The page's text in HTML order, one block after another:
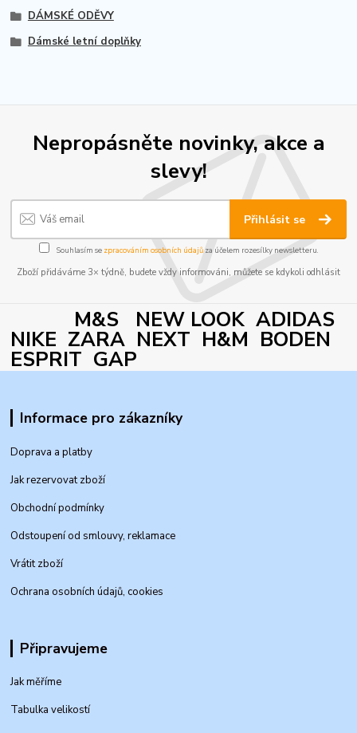
DÁMSKÉ ODĚVY
Dámské letní doplňky
Nepropásněte novinky, akce a
slevy!
Přihlásit se
Souhlasím se zpracováním osobních údajůza účelem rozesílky newsletteru.
Zboží přidáváme 3× týdně, budete vždy informováni, můžete se kdykoli odhlásit
M&S NEW LOOK ADIDAS
NIKE ZARA NEXT H&M BODEN
ESPRIT GAP
Informace pro zákazníky
Doprava a platby
Jak rezervovat zboží
Obchodní podmínky
Odstoupení od smlouvy, reklamace
Vrátit zboží
Ochrana osobních údajů, cookies
Připravujeme
Jak měříme
Tabulka velikostí